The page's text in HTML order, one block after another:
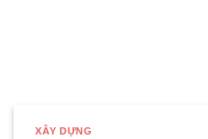
XÂY DỰNG